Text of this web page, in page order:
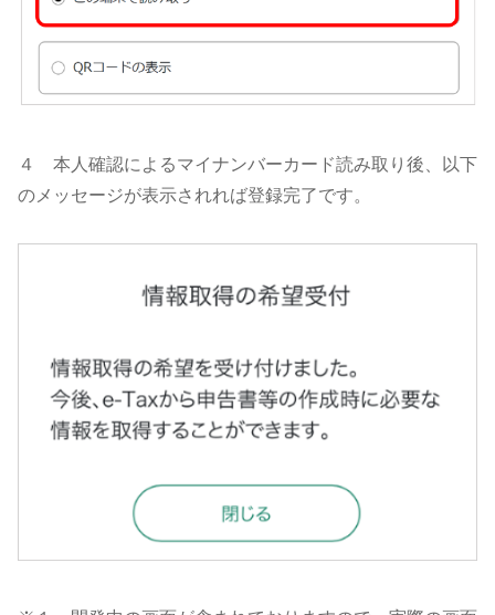
４ 本人確認によるマイナンバーカード読み取り後、以下
のメッセージが表示されれば登録完了です。